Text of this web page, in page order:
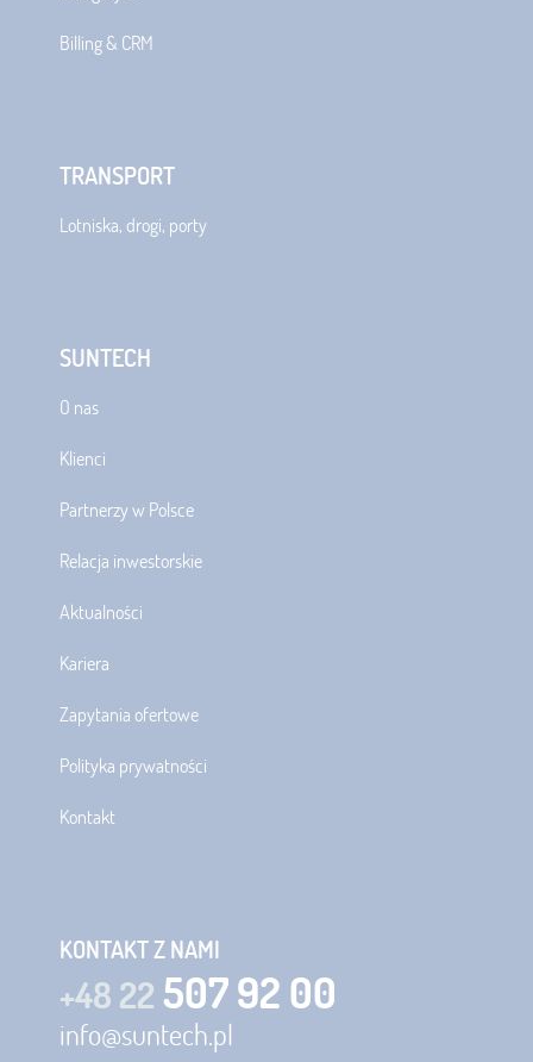
Billing & CRM
TRANSPORT
Lotniska, drogi, porty
SUNTECH
O nas
Klienci
Partnerzy w Polsce
Relacja inwestorskie
Aktualności
Kariera
Zapytania ofertowe
Polityka prywatności
Kontakt
KONTAKT Z NAMI
+48 22 507 92 00
info@suntech.pl